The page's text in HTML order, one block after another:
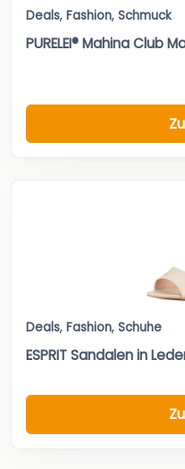
Deals, Fashion, Schmuck
PURELEI® Mahina Club
Deals, Fashion, Schuhe
ESPRIT Sandalen in